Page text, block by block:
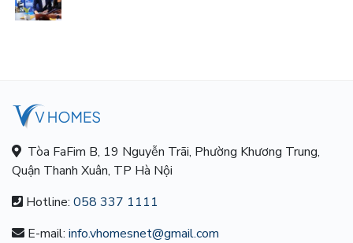
Tòa FaFim B, 19 Nguyễn Trãi, Phường Khương Trung,
Quận Thanh Xuân, TP Hà Nội
Hotline: 058 337 1111
E-mail: info.vhomesnet@gmail.com